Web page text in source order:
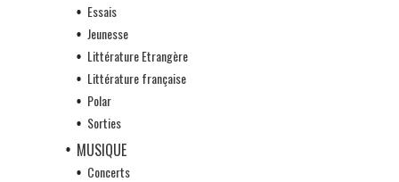
Essais
Jeunesse
Littérature Etrangère
Littérature française
Polar
Sorties
MUSIQUE
Concerts